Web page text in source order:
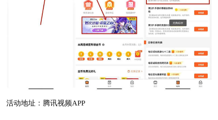
活动地址：腾讯视频APP